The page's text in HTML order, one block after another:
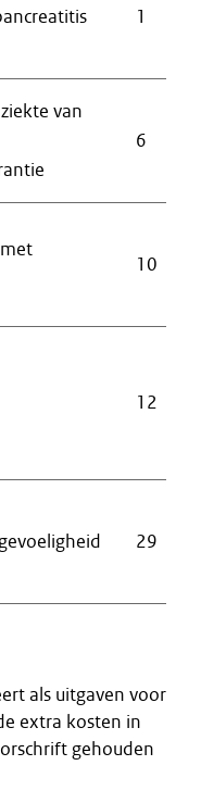
1
van
6
10
12
29
als uitgaven voor
extra kosten in
gehouden